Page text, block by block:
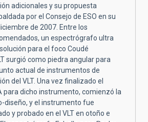
adicionales y su propuesta
por el Consejo de ESO en su
de 2007. Entre los
un espectrógrafo ultra
para el foco Coudé
surgió como piedra angular para
actual de instrumentos de
del VLT. Una vez finalizado el
para dicho instrumento, comienzó la
diseño, y el instrumento fue
y probado en el VLT en otoño e